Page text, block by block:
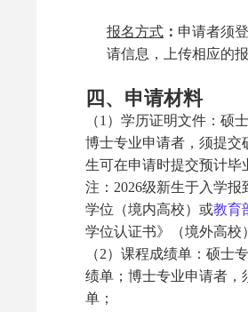
报名方式 ： 申请者须
请信息，上传相应的
四、申请材料
（1）学历证明文件：硕
博士专业申请者，须提交
生可在申请时提交预计毕
注：2026级新生于入学
学位（境内高校）或教育
学位认证书》（境外高校
（2）课程成绩单：硕士
绩单；博士专业申请者，
单；